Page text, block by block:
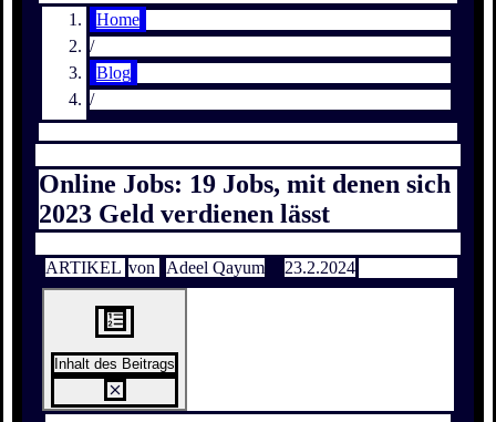
Home
/
Blog
/
Online Jobs: 19 Jobs, mit denen sich
2023 Geld verdienen lässt
ARTIKEL von Adeel Qayum 23.2.2024
Inhalt des Beitrags